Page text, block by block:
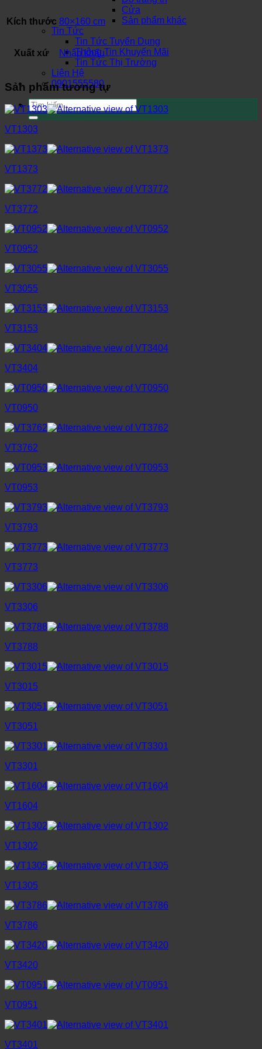
Cửa
Sản phẩm khác
Tin Tức
Tin Tức Tuyển Dụng
Thông Tin Khuyến Mãi
Tin Tức Thị Trường
Liên Hệ
0901555580
Tìm
kiếm:
Kích thước 80×160 cm
Xuất xứ Nhập khẩu
Sản phẩm tương tự
VT1303
VT1373
VT3772
VT0952
VT3055
VT3153
VT3404
VT0950
VT3762
VT0953
VT3793
VT3773
VT3306
VT3788
VT3015
VT3051
VT3301
VT1604
VT1302
VT1305
VT3786
VT3420
VT0951
VT3401